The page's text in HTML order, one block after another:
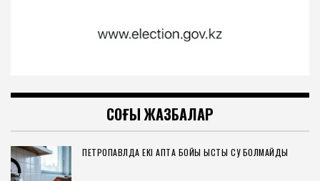
СОҢҒЫ ЖАЗБАЛАР
ПЕТРОПАВЛДА ЕКІ АПТА БОЙЫ ЫСТЫҚ СУ БОЛМАЙДЫ